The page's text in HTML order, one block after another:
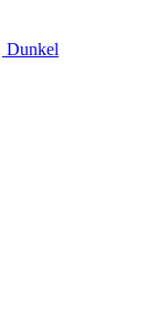
Dunkel